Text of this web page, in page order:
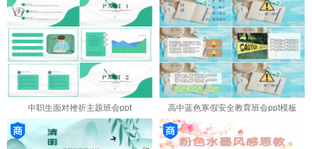
中职生面对挫折主题班会ppt 高中蓝色寒假安全教育班会ppt模板